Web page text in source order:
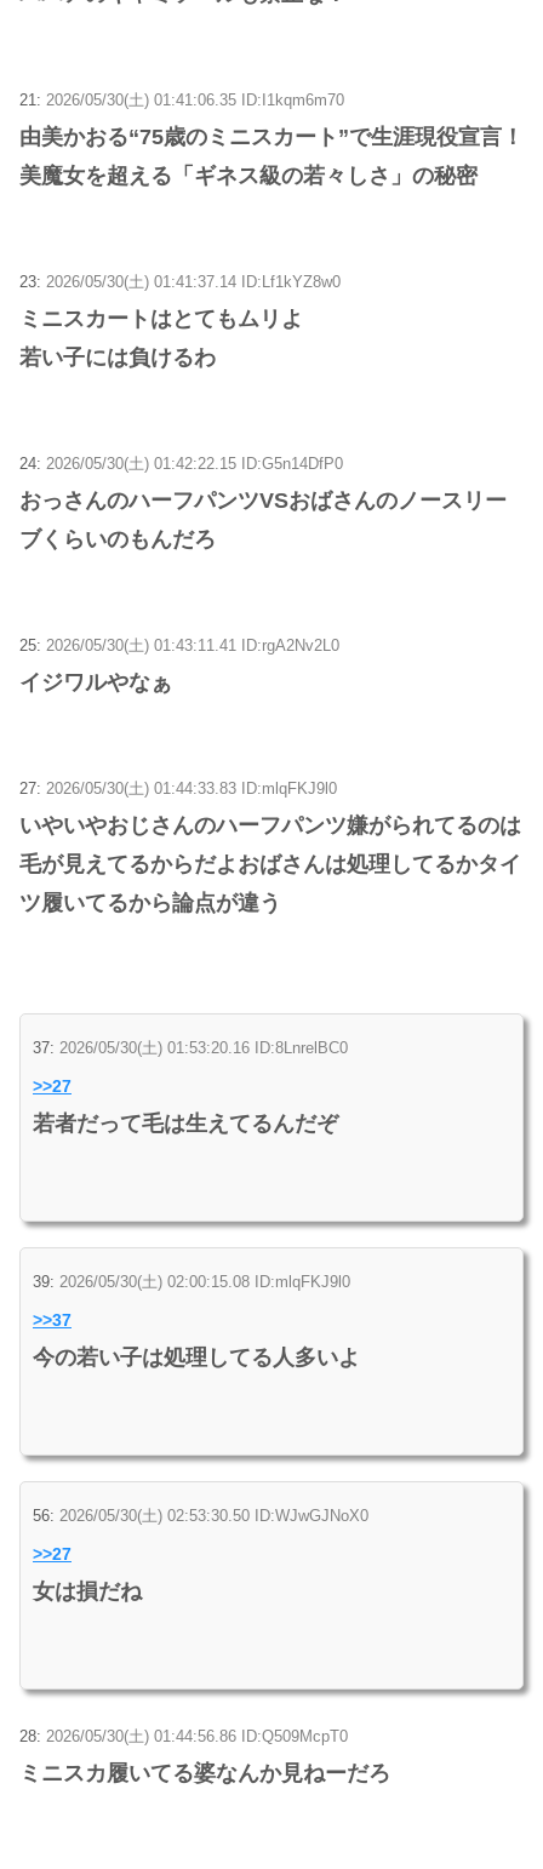
21: 2026/05/30(土) 01:41:06.35 ID:I1kqm6m70
由美かおる“75歳のミニスカート”で生涯現役宣言！
美魔女を超える「ギネス級の若々しさ」の秘密
23: 2026/05/30(土) 01:41:37.14 ID:Lf1kYZ8w0
ミニスカートはとてもムリよ
若い子には負けるわ
24: 2026/05/30(土) 01:42:22.15 ID:G5n14DfP0
おっさんのハーフパンツVSおばさんのノースリー
ブくらいのもんだろ
25: 2026/05/30(土) 01:43:11.41 ID:rgA2Nv2L0
イジワルやなぁ
27: 2026/05/30(土) 01:44:33.83 ID:mlqFKJ9l0
いやいやおじさんのハーフパンツ嫌がられてるのは
毛が見えてるからだよおばさんは処理してるかタイ
ツ履いてるから論点が違う
37: 2026/05/30(土) 01:53:20.16 ID:8LnrelBC0
>>27
若者だって毛は生えてるんだぞ
39: 2026/05/30(土) 02:00:15.08 ID:mlqFKJ9l0
>>37
今の若い子は処理してる人多いよ
56: 2026/05/30(土) 02:53:30.50 ID:WJwGJNoX0
>>27
女は損だね
28: 2026/05/30(土) 01:44:56.86 ID:Q509McpT0
ミニスカ履いてる婆なんか見ねーだろ